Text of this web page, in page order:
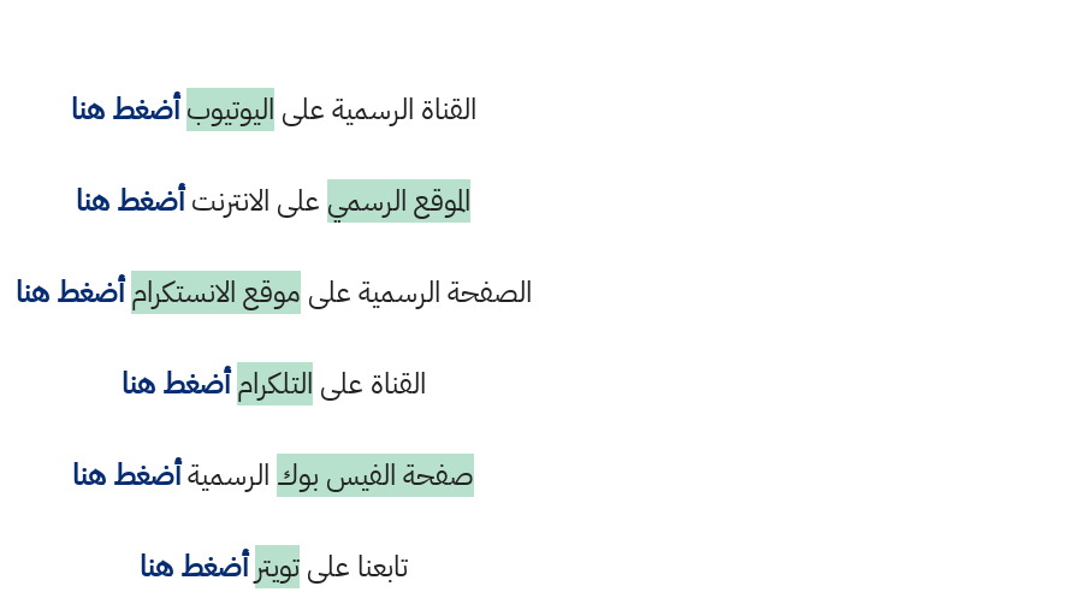
القناة الرسمية على اليوتيوب أضغط هنا
الموقع الرسمي على الانترنتأضغط هنا
الصفحة الرسمية على موقع الانستكرام أضغط هنا
القناة على التلكرام أضغط هنا
صفحة الفيس بوك الرسميةأضغط هنا
تابعنا علىتويتر أضغط هنا